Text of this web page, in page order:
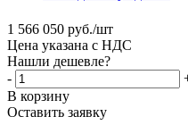
1 566 050 руб./шт
Цена указана с НДС
Нашли дешевле?
-
В корзину
Оставить заявку